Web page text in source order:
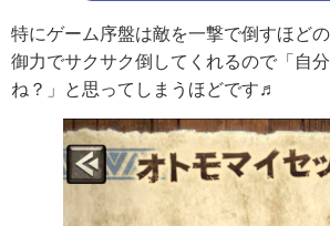
特にゲーム序盤は敵を一撃で倒すほど
御力でサクサク倒してくれるので「自
ね？」と思ってしまうほどです♬